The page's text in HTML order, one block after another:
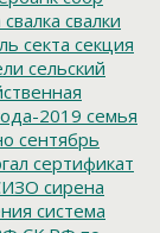
свалка свалки
секта секция
сельский
2019 семья
сентябрь
сертификат
сирена
система